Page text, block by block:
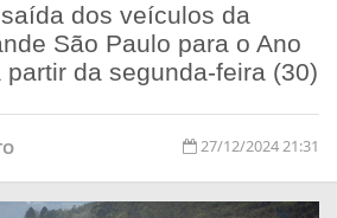
dos veículos da
São Paulo para o Ano
da segunda-feira (30)
27/12/2024 21:31